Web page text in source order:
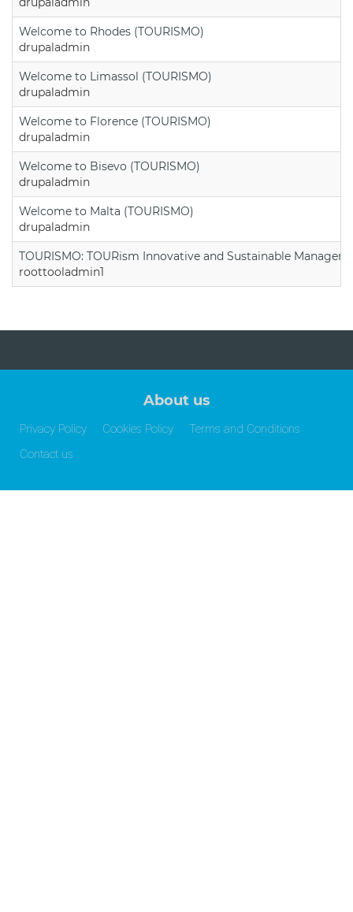
Welcome to Rhodes (TOURISMO)
drupaladmin
Welcome to Limassol (TOURISMO)
drupaladmin
Welcome to Florence (TOURISMO)
drupaladmin
Welcome to Bisevo (TOURISMO)
drupaladmin
Welcome to Malta (TOURISMO)
drupaladmin
TOURISMO: TOURism Innovative and Sustainable
roottooladmin1
About us
Privacy Policy Cookies Policy
Terms and Conditions
Contact us